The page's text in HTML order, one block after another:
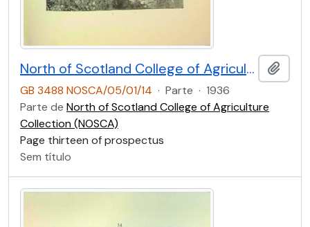
North of Scotland College of Agriculture Prospectus of Craibstone School of Rural Domestic Economy 1936 [Page Thirteen]
GB 3488 NOSCA/05/01/14 · Parte · 1936
Parte de North of Scotland College of Agriculture
Collection (NOSCA)
Page thirteen of prospectus
Sem título